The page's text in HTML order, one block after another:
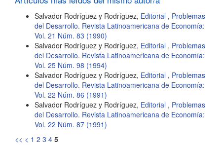
Salvador Rodríguez y Rodríguez, Editorial , Problemas
del Desarrollo. Revista Latinoamericana de Economía:
Vol. 21 Núm. 83 (1990)
Salvador Rodríguez y Rodríguez, Editorial , Problemas
del Desarrollo. Revista Latinoamericana de Economía:
Vol. 25 Núm. 98 (1994)
Salvador Rodríguez y Rodríguez, Editorial , Problemas
del Desarrollo. Revista Latinoamericana de Economía:
Vol. 22 Núm. 86 (1991)
Salvador Rodríguez y Rodríguez, Editorial , Problemas
del Desarrollo. Revista Latinoamericana de Economía:
Vol. 22 Núm. 87 (1991)
<< < 1 2 3 4 5